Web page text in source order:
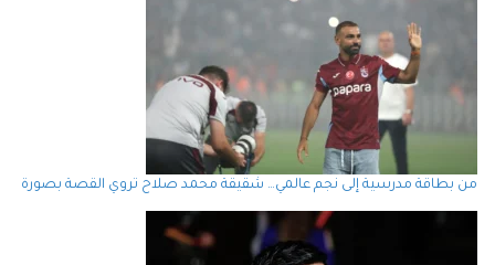
من بطاقة مدرسية إلى نجم عالمي… شقيقة محمد صلاح تروي القصة بصورة